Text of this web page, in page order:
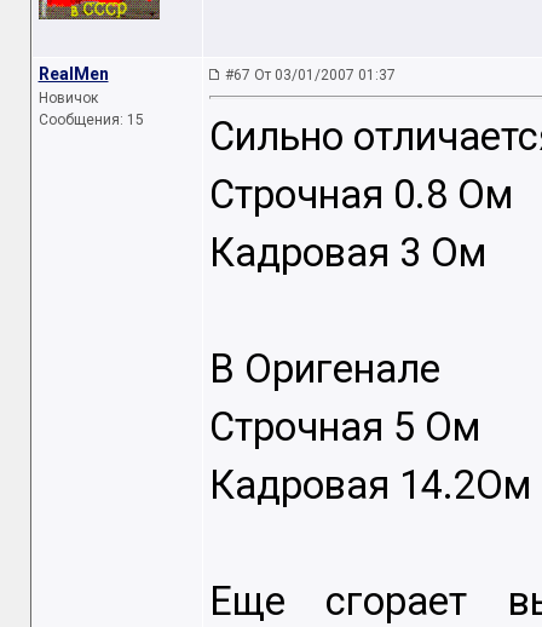
RealMen
Новичок
Сообщения: 15
#67 От 03/01/2007 01:37
Сильно
Строчная 0.8 Ом
Кадровая 3 Ом
В Оригенале
Строчная 5 Ом
Кадровая 14.2Ом
Еще сгорает